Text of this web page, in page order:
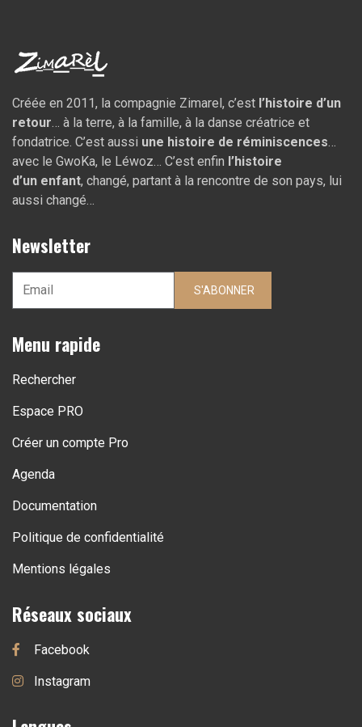
Créée en 2011, la compagnie Zimarel, c’est l’histoire d’un
retour… à la terre, à la famille, à la danse créatrice et
fondatrice. C’est aussi une histoire de réminiscences…
avec le GwoKa, le Léwoz… C’est enfin l’histoire
d’un enfant, changé, partant à la rencontre de son pays, lui
aussi changé…
Newsletter
S'ABONNER
Menu rapide
Rechercher
Espace PRO
Créer un compte Pro
Agenda
Documentation
Politique de confidentialité
Mentions légales
Réseaux sociaux
Facebook
Instagram